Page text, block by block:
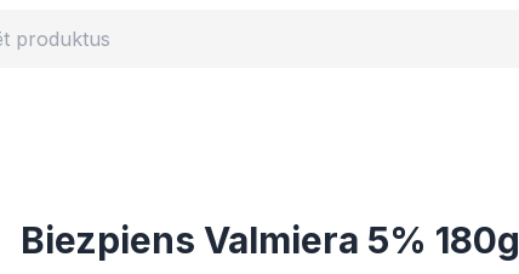
Biezpiens Valmiera 5% 180g